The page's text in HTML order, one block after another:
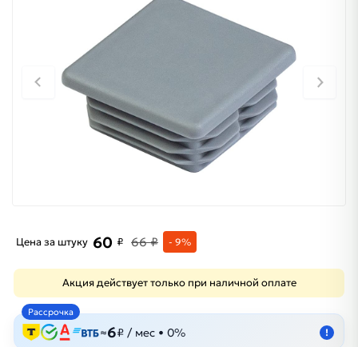
Цена за штуку 60 ₽ 66 ₽ - 9%
Акция действует только при наличной оплате
Рассрочка
≈6₽ / мес • 0% !